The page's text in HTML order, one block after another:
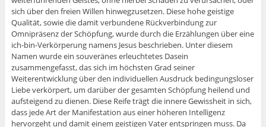
sich über den freien Willen hinwegzusetzen. Diese hohe geistige
Qualität, sowie die damit verbundene Rückverbindung zur
Omnipräsenz der Schöpfung, wurde durch die Erzählungen über eine
ich-bin-Verkörperung namens Jesus beschrieben. Unter diesem
Namen wurde ein souveränes erleuchtetes Dasein
zusammengefasst, das sich im höchsten Grad seiner
Weiterentwicklung über den individuellen Ausdruck bedingungsloser
Liebe verkörpert, um darüber der gesamten Schöpfung heilend und
aufsteigend zu dienen. Diese Reife trägt die innere Gewissheit in sich,
dass jede Art der Manifestation aus einer höheren Intelligenz
hervorgeht und damit einem geistigen Vater entspringen muss. Da